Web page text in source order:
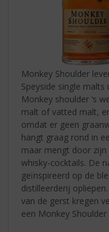
Monkey Shoulder
Speyside single
Monkey shoulder ‘s
malt of vatted malt,
omdat er geen
hangt graag rond in
maar mengt door
whisky-cocktails. De
geïnspireerd op de
distilleerderij
van de gerst kregen
een Monkey